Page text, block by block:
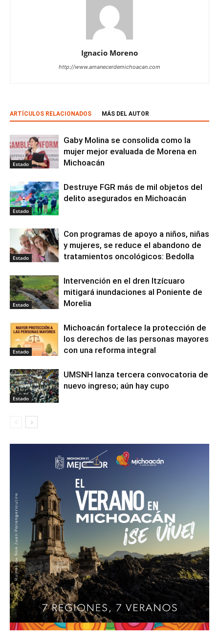
Ignacio Moreno
http://www.amanecerdemichoacan.com
ARTÍCULOS RELACIONADOS MÁS DEL AUTOR
Estado
Gaby Molina se consolida como la
mujer mejor evaluada de Morena en
Michoacán
Estado
Destruye FGR más de mil objetos del
delito asegurados en Michoacán
Estado
Con programas de apoyo a niños, niñas
y mujeres, se reduce el abandono de
tratamientos oncológicos: Bedolla
Estado
Intervención en el dren Itzícuaro
mitigará inundaciones al Poniente de
Morelia
Estado
Michoacán fortalece la protección de
los derechos de las personas mayores
con una reforma integral
Estado
UMSNH lanza tercera convocatoria de
nuevo ingreso; aún hay cupo